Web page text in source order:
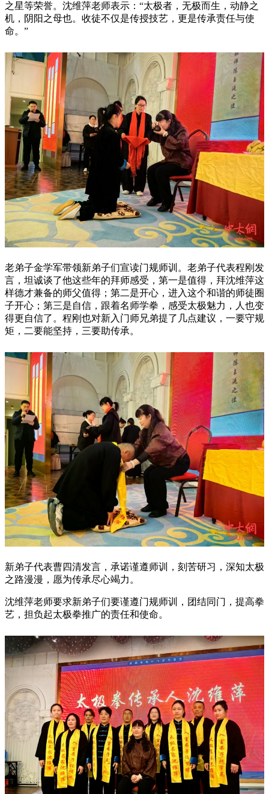
之星等荣誉。沈维萍老师表示：“太极者，无极而生，动静之
机，阴阳之母也。收徒不仅是传授技艺，更是传承责任与使
命。”
老弟子金学军带领新弟子们宣读门规师训。老弟子代表程刚发
言，坦诚谈了他这些年的拜师感受，第一是值得，拜沈维萍这
样德才兼备的师父值得；第二是开心，进入这个和谐的师徒圈
子开心；第三是自信，跟着名师学拳，感受太极魅力，人也变
得更自信了。程刚也对新入门师兄弟提了几点建议，一要守规
矩，二要能坚持，三要助传承。
新弟子代表曹四清发言，承诺谨遵师训，刻苦研习，深知太极
之路漫漫，愿为传承尽心竭力。
沈维萍老师要求新弟子们要谨遵门规师训，团结同门，提高拳
艺，担负起太极拳推广的责任和使命。